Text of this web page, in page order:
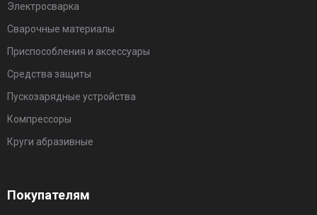
Электросварка
Сварочные материалы
Приспособления и аксессуары
Средства защиты
Пускозарядные устройства
Компрессоры
Круги абразивные
Покупателям